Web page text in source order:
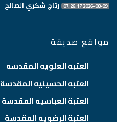
2026-08-09 07:26:17 رتاج شكري الصالح
مواقع صديقة
العتبه العلويه المقدسه
العتبه الحسينيه المقدسة
العتبة العباسيه المقدسة
العتبة الرضويه المقدسة